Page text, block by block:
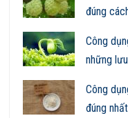
đúng
Công
những
Công
đúng nhất